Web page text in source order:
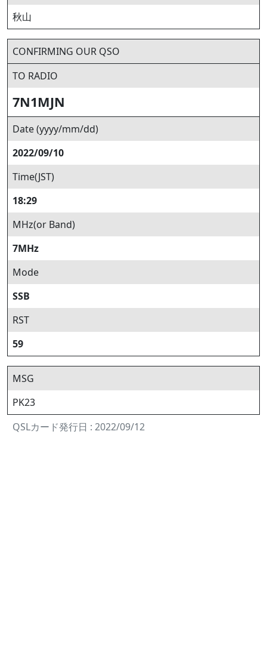
秋山
CONFIRMING OUR QSO
TO RADIO
7N1MJN
Date (yyyy/mm/dd)
2022/09/10
Time(JST)
18:29
MHz(or Band)
7MHz
Mode
SSB
RST
59
MSG
PK23
QSLカード発行日 : 2022/09/12